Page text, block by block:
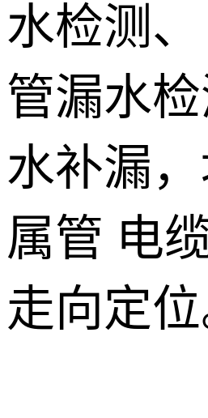
水检测
管漏水
水补漏
属管 电
走向定位